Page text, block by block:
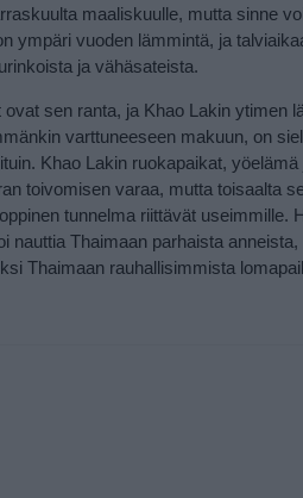
maaliskuulle, mutta sinne
ympäri vuoden lämmintä, ja
ja vähäsateista.
sen ranta, ja Khao Lakin ytimen
varttuneeseen makuun, on
Khao Lakin ruokapaikat,
toivomisen varaa, mutta toisaalta
tunnelma riittävät useimmille.
nauttia Thaimaan parhaista
Thaimaan rauhallisimmista